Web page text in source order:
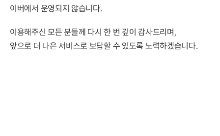
이버에서 운영되지 않습니다.
이용해주신 모든 분들께 다시 한 번 깊이 감사드리며,
앞으로 더 나은 서비스로 보답할 수 있도록 노력하겠습니다.